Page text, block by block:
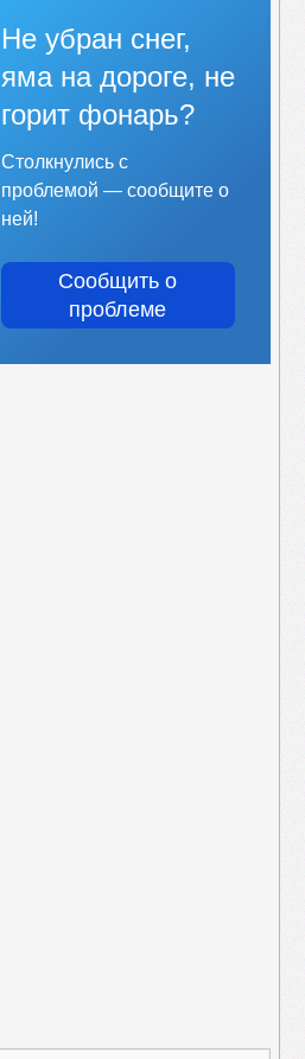
Не убран снег,
яма на дороге, не
горит фонарь?
Столкнулись с
проблемой — сообщите о
ней!
Сообщить о
проблеме